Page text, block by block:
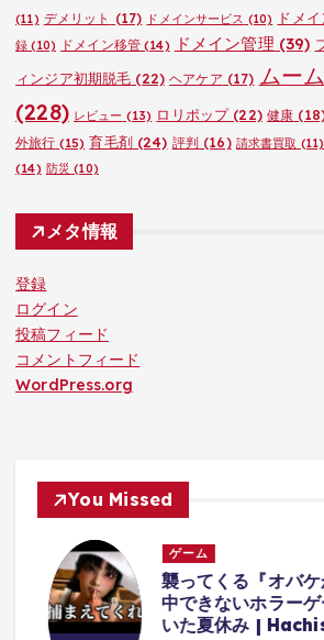
(11) デメリット (17) ドメインサービス (10) ドメ
録 (10) ドメイン移管(14) ドメイン管理 (39)
ィンジア初期脱毛 (22) ヘアケア (17) ムー
(228) レビュー (13) ロリポップ(22) 健康
外旅行 (15) 育毛剤(24) 評判 (16) 請求書買取 (11)
(14) 防災 (10)
メタ情報
登録
ログイン
投稿フィード
コメントフィード
WordPress.org
You Missed
ゲーム
襲ってくる『オバケ
中できないホラーゲ
いた夏休み |